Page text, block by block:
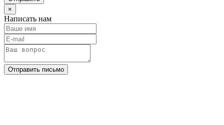
×
Написать нам
Отправить письмо